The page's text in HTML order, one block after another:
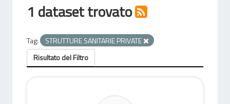
1 dataset trovato
Tag:
STRUTTURE SANITARIE PRIVATE
Risultato del Filtro